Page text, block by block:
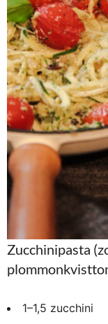
Zucchinipasta
1–1,5 zucchini